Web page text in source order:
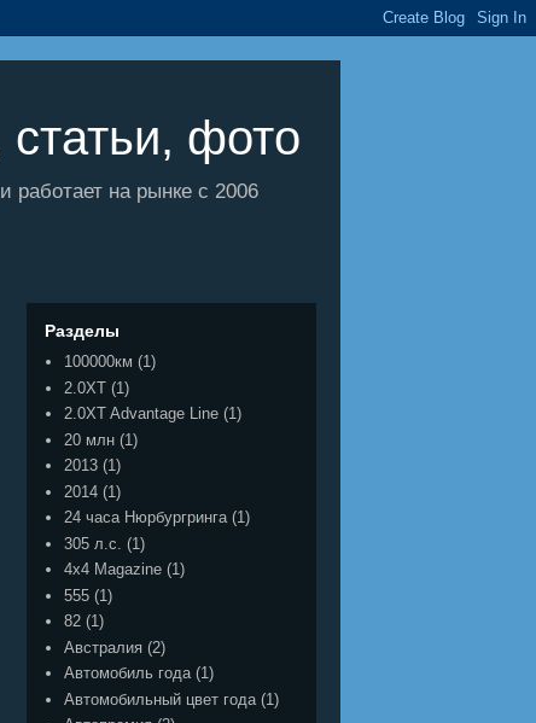
фото
на рынке с 2006
Разделы
100000км (1)
2.0XT (1)
2.0XT Advantage Line (1)
20 млн (1)
2013 (1)
2014 (1)
24 часа Нюрбургринга (1)
305 л.с.
(1)
4x4 Magazine (1)
555 (1)
82 (1)
Австралия (2)
Автомобиль года (1)
Автомобильный цвет года (1)